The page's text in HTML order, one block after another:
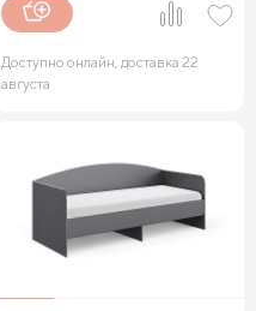
Доступно онлайн, доставка 22
августа